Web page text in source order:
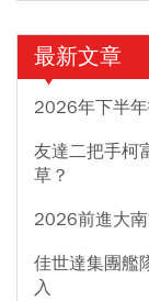
最新文章
2026年下半
友達二把手柯
草？
2026前進大
佳世達集團艦
入